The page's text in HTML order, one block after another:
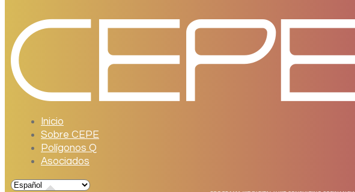
Inicio
Sobre CEPE
Polígonos Q
Asociados